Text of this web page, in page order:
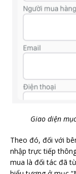
Giao diện
Theo đó, đối với
nhập trực tiếp
mua là đối tác đã